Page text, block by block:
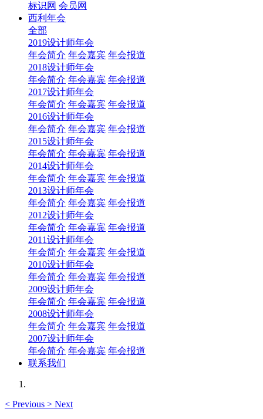
标识网 会员网
西利年会
全部
2019设计师年会
年会简介 年会嘉宾 年会报道
2018设计师年会
年会简介 年会嘉宾 年会报道
2017设计师年会
年会简介 年会嘉宾 年会报道
2016设计师年会
年会简介 年会嘉宾 年会报道
2015设计师年会
年会简介 年会嘉宾 年会报道
2014设计师年会
年会简介 年会嘉宾 年会报道
2013设计师年会
年会简介 年会嘉宾 年会报道
2012设计师年会
年会简介 年会嘉宾 年会报道
2011设计师年会
年会简介 年会嘉宾 年会报道
2010设计师年会
年会简介 年会嘉宾 年会报道
2009设计师年会
年会简介 年会嘉宾 年会报道
2008设计师年会
年会简介 年会嘉宾 年会报道
2007设计师年会
年会简介 年会嘉宾 年会报道
联系我们
< Previous > Next